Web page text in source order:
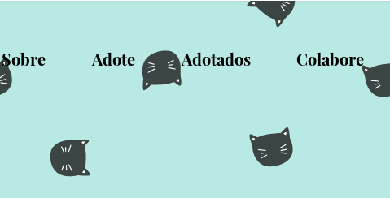
Sobre Adote Adotados Colabore